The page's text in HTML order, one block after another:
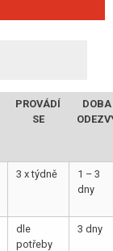
PROVÁDÍ
SE
DOBA
3 x týdně
1 – 3
dny
dle
potřeby
3 dny